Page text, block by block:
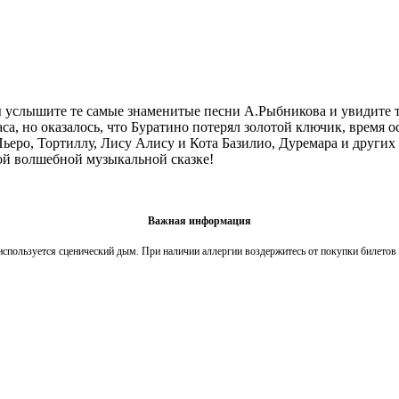
услышите те самые знаменитые песни А.Рыбникова и
но оказалось, что Буратино потерял золотой ключик, время
Тортиллу, Лису Алису и Кота Базилио, Дуремара и
волшебной музыкальной сказке!
Важная информация
сценический дым. При наличии аллергии воздержитесь от покупки